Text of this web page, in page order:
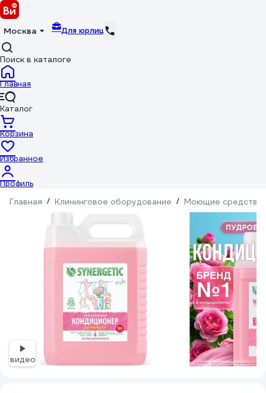
Москва Для юрлиц
Поиск в каталоге
Главная
Каталог
Корзина
Избранное
Профиль
Главная / Клининговое оборудование / Моющие средства
видео